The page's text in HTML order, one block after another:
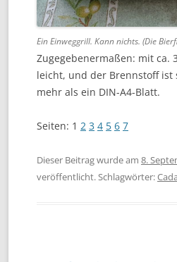
Ein Einweggrill. Kann nichts. (Die
Zugegebenermaßen: mit ca.
leicht, und der Brennstoff ist
mehr als ein DIN-A4-Blatt.
Seiten: 1 2 3 4 5 6 7
Dieser Beitrag wurde am 8.
veröffentlicht. Schlagwörter: